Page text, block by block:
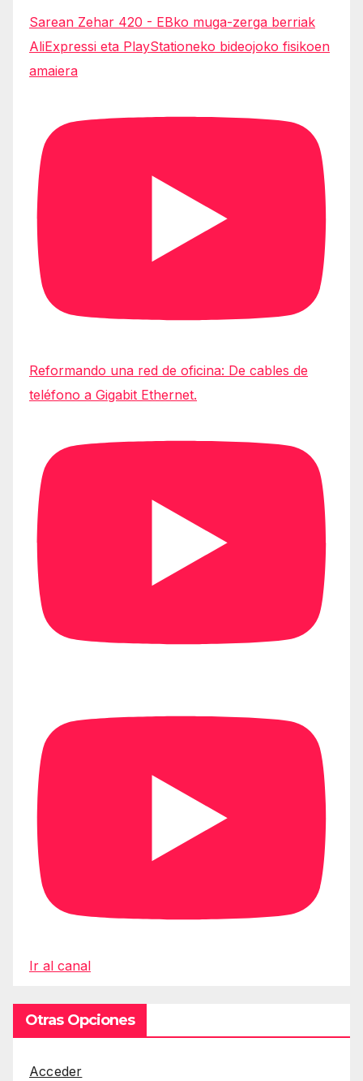
Sarean Zehar 420 - EBko muga-zerga berriak
AliExpressi eta PlayStationeko bideojoko fisikoen
amaiera
Reformando una red de oficina: De cables de
teléfono a Gigabit Ethernet.
Ir al canal
Otras Opciones
Acceder